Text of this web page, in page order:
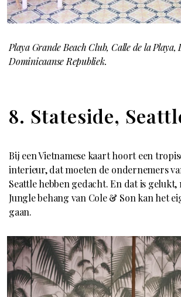
Playa Grande Beach Club, Calle de la Playa,
Dominicaanse Republiek.
8. Stateside,
Bij een Vietnamese kaart hoort een
interieur, dat moeten de ondernemers
Seattle hebben gedacht. En dat is gelukt,
Jungle behang van Cole & Son kan het
gaan.